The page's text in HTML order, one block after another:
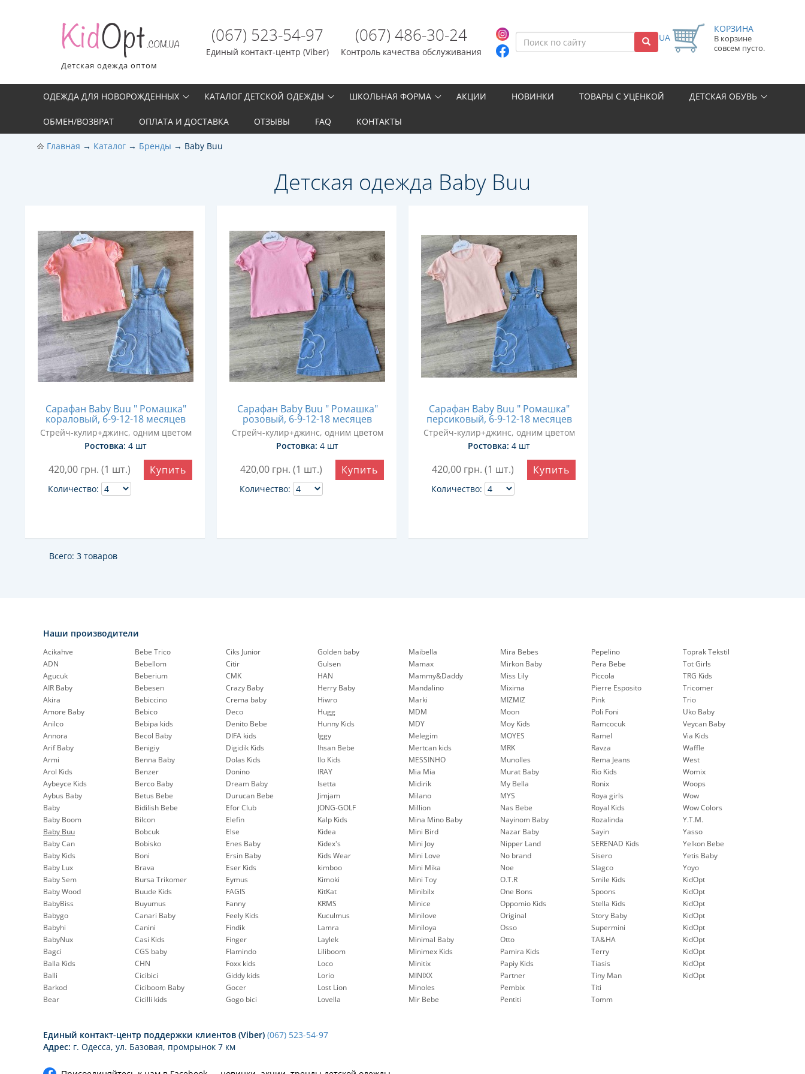
Детская одежда оптом
(067) 523-54-97
Единый контакт-центр (Viber)
(067) 486-30-24
Контроль качества обслуживания
UA
КОРЗИНА
В корзине
совсем пусто.
ОДЕЖДА ДЛЯ НОВОРОЖДЕННЫХ КАТАЛОГ ДЕТСКОЙ ОДЕЖДЫ ШКОЛЬНАЯ ФОРМА АКЦИИ НОВИНКИ ТОВАРЫ С УЦЕНКОЙ ДЕТСКАЯ ОБУВЬ
ОБМЕН/ВОЗВРАТ ОПЛАТА И ДОСТАВКА ОТЗЫВЫ FAQ КОНТАКТЫ
Главная Каталог Бренды Baby Buu
Детская одежда Baby Buu
Сарафан Baby Buu " Ромашка"
кораловый, 6-9-12-18 месяцев
Стрейч-кулир+джинс, одним цветом
Ростовка: 4 шт
420,00 грн. (1 шт.)
Количество:
Купить
Сарафан Baby Buu " Ромашка"
розовый, 6-9-12-18 месяцев
Стрейч-кулир+джинс, одним цветом
Ростовка: 4 шт
420,00 грн. (1 шт.)
Количество:
Купить
Сарафан Baby Buu " Ромашка"
персиковый, 6-9-12-18 месяцев
Стрейч-кулир+джинс, одним цветом
Ростовка: 4 шт
420,00 грн. (1 шт.)
Количество:
Купить
Всего: 3 товаров
Наши производители
Acikahve
ADN
Agucuk
AIR Baby
Akira
Amore Baby
Anilco
Annora
Arif Baby
Armi
Arol Kids
Aybeyce Kids
Aybus Baby
Baby
Baby Boom
Baby Buu
Baby Can
Baby Kids
Baby Lux
Baby Sem
Baby Wood
BabyBiss
Babygo
Babyhi
BabyNux
Bagci
Balla Kids
Balli
Barkod
Bear
Bebe Trico
Bebellom
Beberium
Bebesen
Bebiccino
Bebico
Bebipa kids
Becol Baby
Benigiy
Benna Baby
Benzer
Berco Baby
Betus Bebe
Bidilish Bebe
Bilcon
Bobcuk
Bobisko
Boni
Brava
Bursa Trikomer
Buude Kids
Buyumus
Canari Baby
Canini
Casi Kids
CGS baby
CHN
Cicibici
Ciciboom Baby
Cicilli kids
Ciks Junior
Citir
CMK
Crazy Baby
Crema baby
Deco
Denito Bebe
DIFA kids
Digidik Kids
Dolas Kids
Donino
Dream Baby
Durucan Bebe
Efor Club
Elefin
Else
Enes Baby
Ersin Baby
Eser Kids
Eymus
FAGIS
Fanny
Feely Kids
Findik
Finger
Flamindo
Foxx kids
Giddy kids
Gocer
Gogo bici
Golden baby
Gulsen
HAN
Herry Baby
Hiwro
Hugg
Hunny Kids
Iggy
Ihsan Bebe
Ilo Kids
IRAY
Isetta
Jimjam
JONG-GOLF
Kalp Kids
Kidea
Kidex's
Kids Wear
kimboo
Kimoki
KitKat
KRMS
Kuculmus
Lamra
Laylek
Liliboom
Loco
Lorio
Lost Lion
Lovella
Maibella
Mamax
Mammy&Daddy
Mandalino
Marki
MDM
MDY
Melegim
Mertcan kids
MESSINHO
Mia Mia
Midirik
Milano
Million
Mina Mino Baby
Mini Bird
Mini Joy
Mini Love
Mini Mika
Mini Toy
Minibilx
Minice
Minilove
Miniloya
Minimal Baby
Minimex Kids
Minitix
MINIXX
Minoles
Mir Bebe
Mira Bebes
Mirkon Baby
Miss Lily
Mixima
MIZMIZ
Moon
Moy Kids
MOYES
MRK
Munolles
Murat Baby
My Bella
MYS
Nas Bebe
Nayinom Baby
Nazar Baby
Nipper Land
No brand
Noe
O.T.R
One Bons
Oppomio Kids
Original
Osso
Otto
Pamira Kids
Papiy Kids
Partner
Pembix
Pentiti
Pepelinо
Pera Bebe
Piccola
Pierre Esposito
Pink
Poli Foni
Ramcocuk
Ramel
Ravza
Rema Jeans
Rio Kids
Ronix
Roya girls
Royal Kids
Rozalinda
Sayin
SERENAD Kids
Sisero
Slagco
Smile Kids
Spoons
Stella Kids
Story Baby
Supermini
TA&HA
Terry
Tiasis
Tiny Man
Titi
Tomm
Toprak Tekstil
Tot Girls
TRG Kids
Tricomer
Trio
Uko Baby
Veycan Baby
Via Kids
Waffle
West
Womix
Woops
Wow
Wow Colors
Y.T.M.
Yasso
Yelkon Bebe
Yetis Baby
Yoyo
KidOpt
KidOpt
KidOpt
KidOpt
KidOpt
KidOpt
KidOpt
KidOpt
KidOpt
Единый контакт-центр поддержки клиентов (Viber) (067) 523-54-97
Адрес: г. Одесса, ул. Базовая, промрынок 7 км